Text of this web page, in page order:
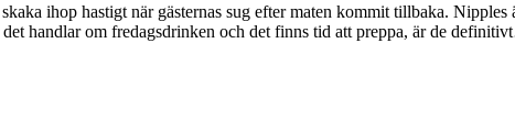
ihop hastigt när gästernas sug efter maten kommit tillbaka.
handlar om fredagsdrinken och det finns tid att preppa, är de